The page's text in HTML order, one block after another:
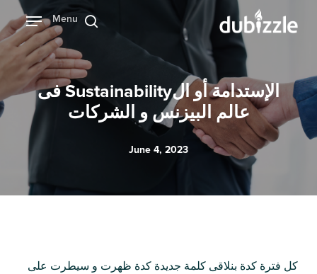
content
بحث
Menu
الإستدامة أو الSustainability فى
عالم البيزنس و الشركات
June 4, 2023
كل فترة كدة بنلاقى كلمة جديدة كدة ظهرت و سيطرت على